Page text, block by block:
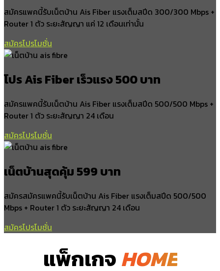
อำเภอพระแสง
สินปุน
บางสวรรค์
สาคู
อำเภอโนนไทย
โนนไทย
สำโรง
ขุนทะเล
มะม่วงตลอด
ทุ่งปรัง
สมัครแพคนี้รับเน็ตบ้าน Ais Fiber แรงเต็มสปีด 300/300 Mbps +
Router 1 ตัว ระยะสัญญา แค่ 12 เดือนเท่านั้น
สมัครโปรโมชั่น
โปร Ais Fiber เร็วแรง 500 บาท
สมัครแพคนี้รับเน็ตบ้าน Ais Fiber แรงเต็มสปีด 500/500 Mbps +
Router 1 ตัว ระยะสัญญา 24 เดือน
สมัครโปรโมชั่น
เน็ตบ้านสุดคุ้ม 599 บาท
สมัครสมัครแพคนี้รับเน็ตบ้าน Ais Fiber แรงเต็มสปีด 500/500
Mbps + Router 1 ตัว ระยะสัญญา 24 เดือน
สมัครโปรโมชั่น
แพ็กเกจHOME